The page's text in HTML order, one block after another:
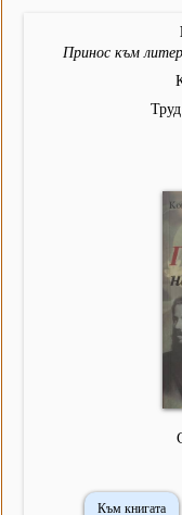
Принос към
Към книгата